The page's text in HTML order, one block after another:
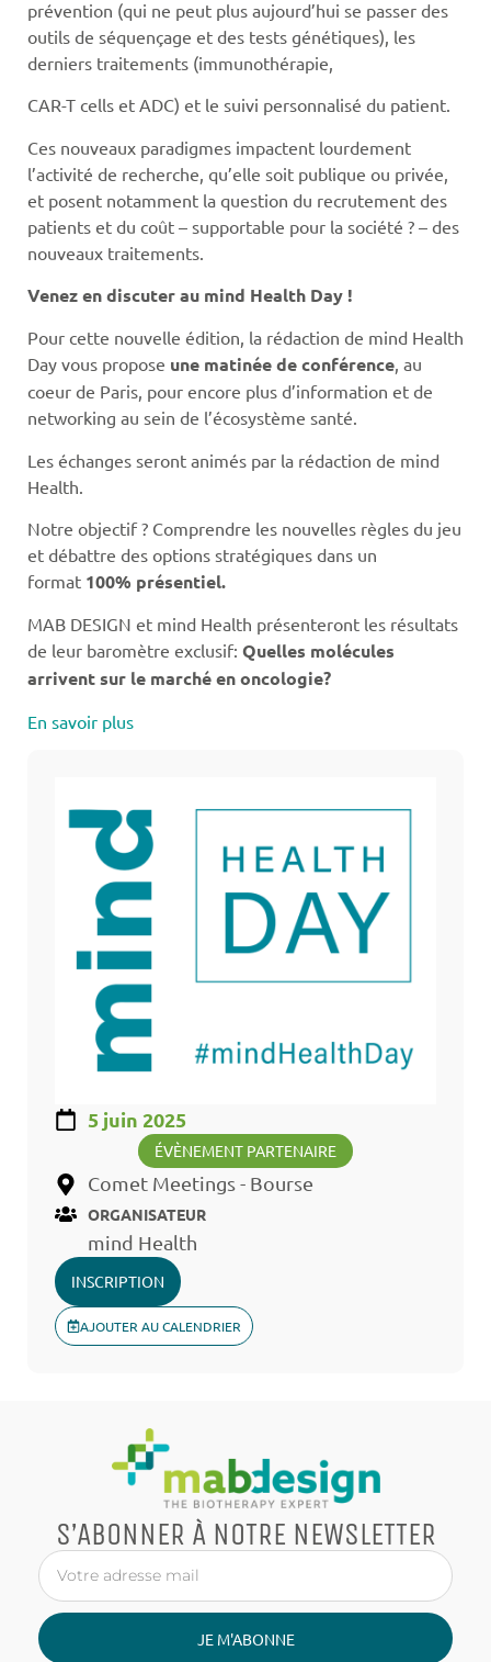
prévention (qui ne peut plus aujourd’hui se passer des
outils de séquençage et des tests génétiques), les
derniers traitements (immunothérapie,
CAR-T cells et ADC) et le suivi personnalisé du patient.
Ces nouveaux paradigmes impactent lourdement
l’activité de recherche, qu’elle soit publique ou privée,
et posent notamment la question du recrutement des
patients et du coût – supportable pour la société ? – des
nouveaux traitements.
Venez en discuter au mind Health Day !
Pour cette nouvelle édition, la rédaction de mind Health
Day vous propose une matinée de conférence, au
coeur de Paris, pour encore plus d’information et de
networking au sein de l’écosystème santé.
Les échanges seront animés par la rédaction de mind
Health.
Notre objectif ? Comprendre les nouvelles règles du jeu
et débattre des options stratégiques dans un
format 100% présentiel.
MAB DESIGN et mind Health présenteront les résultats
de leur baromètre exclusif: Quelles molécules
arrivent sur le marché en oncologie?
En savoir plus
5 juin 2025
ÉVÈNEMENT PARTENAIRE
Comet Meetings - Bourse
ORGANISATEUR
mind Health
INSCRIPTION
AJOUTER AU CALENDRIER
S’ABONNER À NOTRE NEWSLETTER
JE M'ABONNE